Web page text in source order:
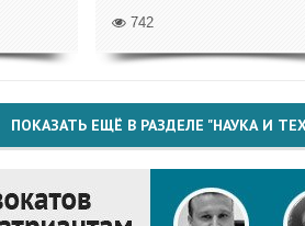
742
ПОКАЗАТЬ ЕЩЁ В РАЗДЕЛЕ "НАУКА И